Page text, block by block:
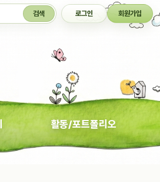
검색 로그인 회원가입
활동/포트폴리오